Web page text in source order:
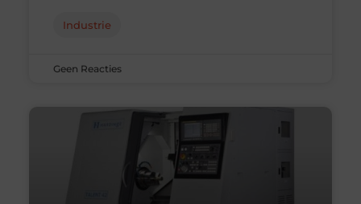
Industrie
Geen Reacties